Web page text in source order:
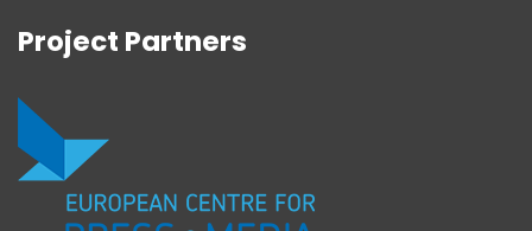
Project Partners